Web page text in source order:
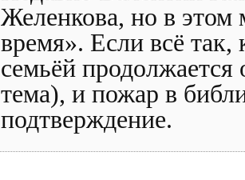
Желенкова, но в
время». Если всё так,
семьёй продолжается
тема), и пожар в
подтверждение.